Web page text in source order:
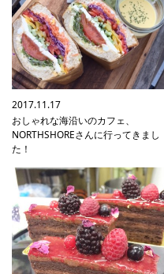
2017.11.17
おしゃれな海沿いのカフェ、
NORTHSHOREさんに行ってきまし
た！